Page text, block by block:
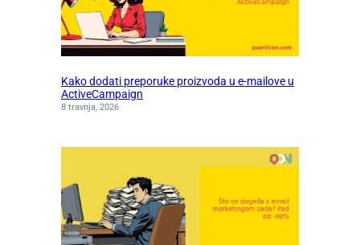
Kako dodati preporuke proizvoda u e-mailove u
ActiveCampaign
8 travnja, 2026